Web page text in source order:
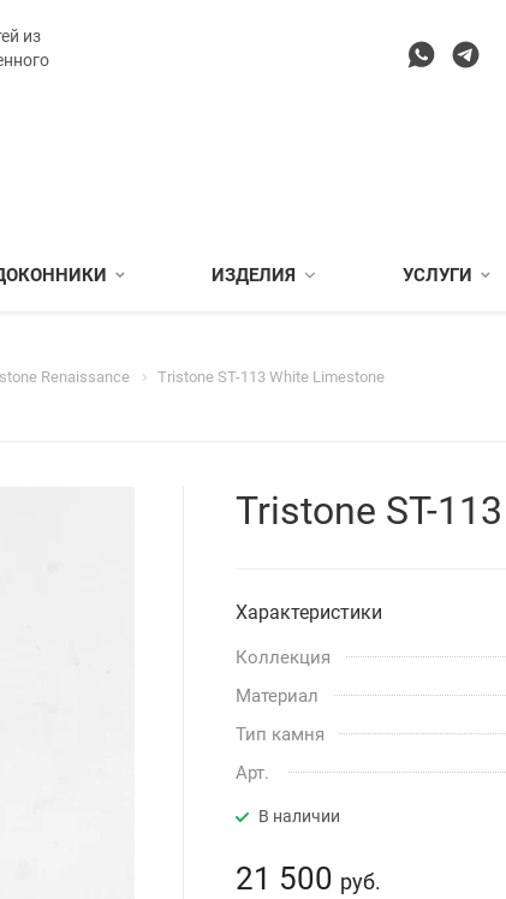
из
ИЗДЕЛИЯ УСЛУГИ
Renaissance Tristone ST-113 White Limestone
Tristone ST-
Характеристики
Коллекция
Материал
Тип камня
Арт.
В наличии
21 500 руб.